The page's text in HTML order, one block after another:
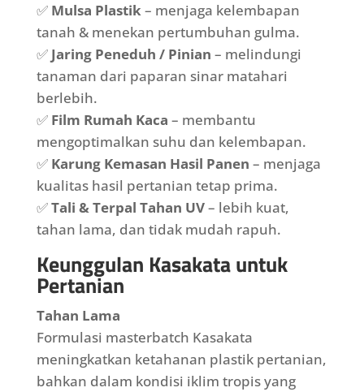
✅ Mulsa Plastik– menjaga kelembapan
tanah & menekan pertumbuhan gulma.
✅ Jaring Peneduh / Pinian – melindungi
tanaman dari paparan sinar matahari
berlebih.
✅ Film Rumah Kaca – membantu
mengoptimalkan suhu dan kelembapan.
✅ Karung Kemasan Hasil Panen – menjaga
kualitas hasil pertanian tetap prima.
✅Tali & Terpal Tahan UV– lebih kuat,
tahan lama, dan tidak mudah rapuh.
Keunggulan Kasakata untuk
Pertanian
Tahan Lama
Formulasi masterbatch Kasakata
meningkatkan ketahanan plastik pertanian,
bahkan dalam kondisi iklim tropis yang